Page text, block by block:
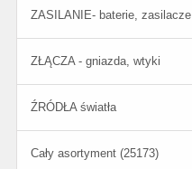
ZASILANIE- baterie, zasilacze
ZŁĄCZA - gniazda, wtyki
ŹRÓDŁA światła
Cały asortyment (25173)